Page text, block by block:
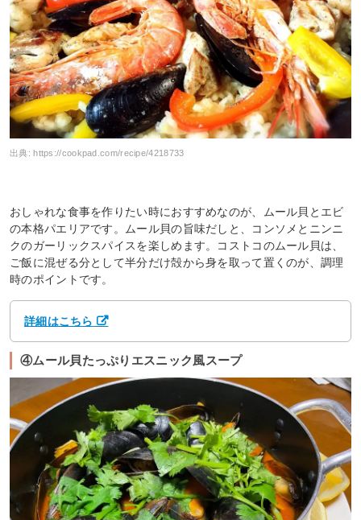
出典: https://cookpad.com/recipe/4218733
おしゃれな食事を作りたい時におすすめなのが、ムール貝とエビ
の本格パエリアです。ムール貝の旨味だしと、コンソメとニンニ
クのガーリックスパイスを楽しめます。コストコのムール貝は、
ご飯に混ぜる分として半分だけ殻から身を取って置くのが、調理
時のポイントです。
詳細はこちら
④ムール貝たっぷりエスニック風スープ